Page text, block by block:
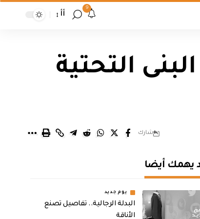
9
أأ
التحتية
شارك
يهمك أيضا
يوم جديد
البدلة الرجالية.. تفاصيل تصنع
الأناقة